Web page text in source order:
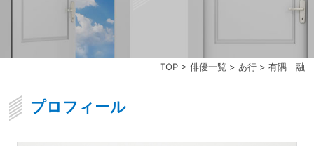
TOP> 俳優一覧 > あ行> 有隅 融
プロフィール